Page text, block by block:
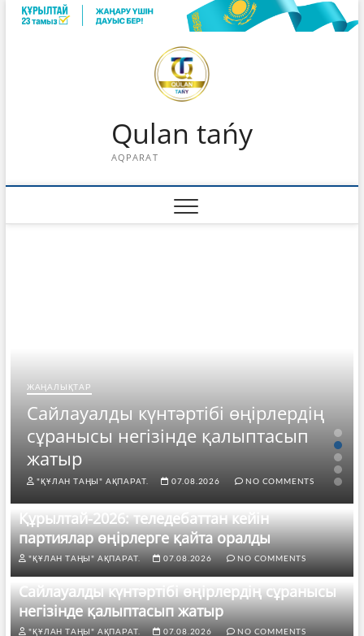
Skip
Qulan tańy
AQPARAT
ЖАҢАЛЫҚТАР
Сайлауалды күнтәртібі өңірлердің
сұранысы негізінде қалыптасып
жатыр
"ҚҰЛАН ТАҢЫ" АҚПАРАТ. 07.08.2026 NO COMMENTS
Құрылтай-2026: теледебаттан кейін
партиялар өңірлерге қайта оралды
"ҚҰЛАН ТАҢЫ" АҚПАРАТ. 07.08.2026 NO COMMENTS
Сайлауалды күнтәртібі өңірлердің сұранысы
негізінде қалыптасып жатыр
"ҚҰЛАН ТАҢЫ" АҚПАРАТ. 07.08.2026 NO COMMENTS